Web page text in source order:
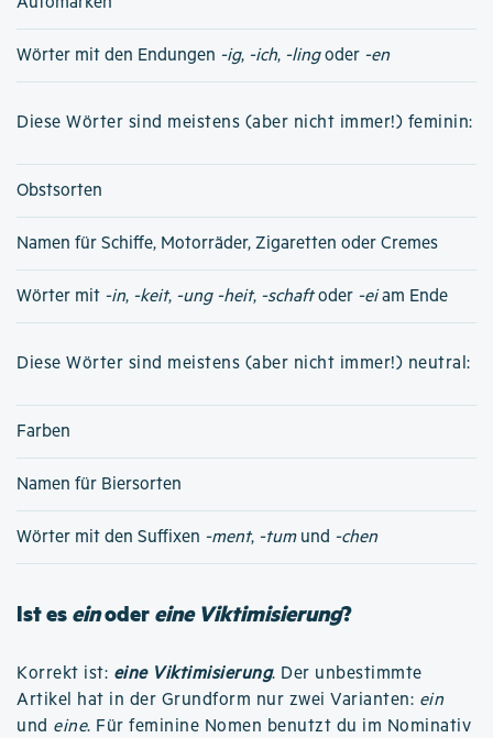
Wörter mit den Endungen -ig, -ich, -lingoder -en
Diese Wörter sind meistens (aber nicht immer!) feminin:
Obstsorten
Namen für Schiffe, Motorräder, Zigaretten oder Cremes
Wörter mit -in, -keit, -ung -heit, -schaftoder -eiam Ende
Diese Wörter sind meistens (aber nicht immer!) neutral:
Farben
Namen für Biersorten
Wörter mit den Suffixen -ment, -tumund -chen
Ist eseinodereine Viktimisierung?
Korrekt ist: eine Viktimisierung. Der unbestimmte
Artikel hat in der Grundform nur zwei Varianten: ein
und eine. Für feminine Nomen benutzt du im Nominativ